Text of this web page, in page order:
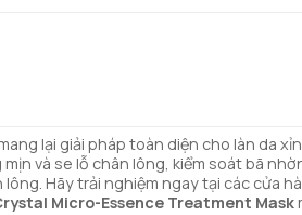
lại giải pháp toàn diện cho làn da
và se lỗ chân lông, kiểm soát bã
Hãy trải nghiệm ngay tại các cửa
Micro-Essence Treatment Mask